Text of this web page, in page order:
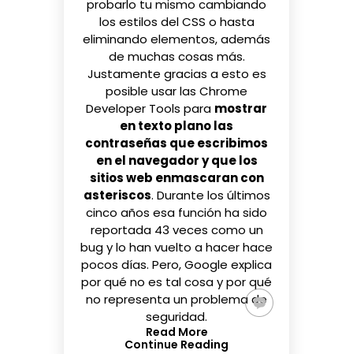
probarlo tu mismo cambiando
los estilos del CSS o hasta
eliminando elementos, además
de muchas cosas más.
Justamente gracias a esto es
posible usar las Chrome
Developer Tools para mostrar
en texto plano las
contraseñas que escribimos
en el navegador y que los
sitios web enmascaran con
asteriscos. Durante los últimos
cinco años esa función ha sido
reportada 43 veces como un
bug y lo han vuelto a hacer hace
pocos días. Pero, Google explica
por qué no es tal cosa y por qué
no representa un problema de
seguridad.
Read More
Continue Reading